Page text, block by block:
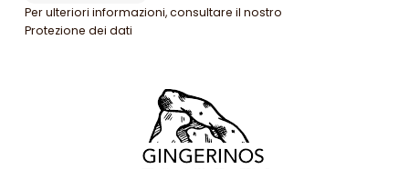
Per ulteriori informazioni, consultare il nostro
Protezione dei dati